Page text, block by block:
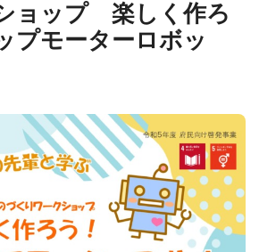
ョップ 楽しく作ろ
プモーターロボッ